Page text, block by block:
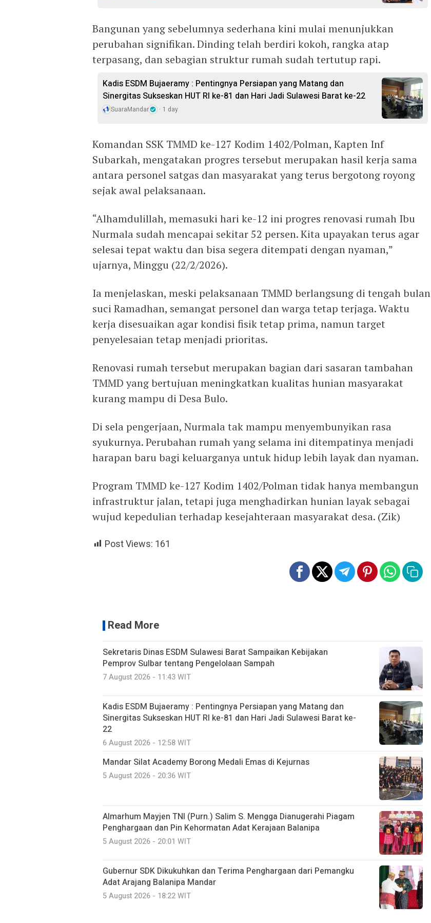
Bangunan yang sebelumnya sederhana kini mulai menunjukkan
perubahan signifikan. Dinding telah berdiri kokoh, rangka atap
terpasang, dan sebagian struktur rumah sudah tertutup rapi.
Kadis ESDM Bujaeramy : Pentingnya Persiapan yang Matang dan
Sinergitas Sukseskan HUT RI ke-81 dan Hari Jadi Sulawesi Barat ke-22
SuaraMandar 1 day
Komandan SSK TMMD ke-127 Kodim 1402/Polman, Kapten Inf
Subarkah, mengatakan progres tersebut merupakan hasil kerja sama
antara personel satgas dan masyarakat yang terus bergotong royong
sejak awal pelaksanaan.
“Alhamdulillah, memasuki hari ke-12 ini progres renovasi rumah Ibu
Nurmala sudah mencapai sekitar 52 persen. Kita upayakan terus agar
selesai tepat waktu dan bisa segera ditempati dengan nyaman,”
ujarnya, Minggu (22/2/2026).
Ia menjelaskan, meski pelaksanaan TMMD berlangsung di tengah bulan
suci Ramadhan, semangat personel dan warga tetap terjaga. Waktu
kerja disesuaikan agar kondisi fisik tetap prima, namun target
penyelesaian tetap menjadi prioritas.
Renovasi rumah tersebut merupakan bagian dari sasaran tambahan
TMMD yang bertujuan meningkatkan kualitas hunian masyarakat
kurang mampu di Desa Bulo.
Di sela pengerjaan, Nurmala tak mampu menyembunyikan rasa
syukurnya. Perubahan rumah yang selama ini ditempatinya menjadi
harapan baru bagi keluarganya untuk hidup lebih layak dan nyaman.
Program TMMD ke-127 Kodim 1402/Polman tidak hanya membangun
infrastruktur jalan, tetapi juga menghadirkan hunian layak sebagai
wujud kepedulian terhadap kesejahteraan masyarakat desa. (Zik)
Post Views: 161
Read More
Sekretaris Dinas ESDM Sulawesi Barat Sampaikan Kebijakan
Pemprov Sulbar tentang Pengelolaan Sampah
7 August 2026 - 11:43 WIT
Kadis ESDM Bujaeramy : Pentingnya Persiapan yang Matang dan
Sinergitas Sukseskan HUT RI ke-81 dan Hari Jadi Sulawesi Barat ke-
22
6 August 2026 - 12:58 WIT
Mandar Silat Academy Borong Medali Emas di Kejurnas
5 August 2026 - 20:36 WIT
Almarhum Mayjen TNI (Purn.) Salim S. Mengga Dianugerahi Piagam
Penghargaan dan Pin Kehormatan Adat Kerajaan Balanipa
5 August 2026 - 20:01 WIT
Gubernur SDK Dikukuhkan dan Terima Penghargaan dari Pemangku
Adat Arajang Balanipa Mandar
5 August 2026 - 18:22 WIT